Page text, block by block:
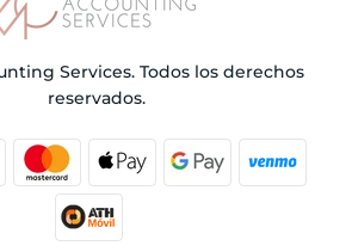
Services. Todos los derechos
reservados.